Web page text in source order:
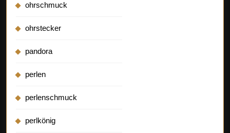
ohrschmuck
ohrstecker
pandora
perlen
perlenschmuck
perlkönig